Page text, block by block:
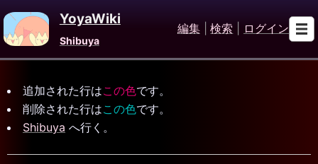
YoyaWiki
Shibuya
編集 検索 ログイン
追加された行はこの色です。
削除された行はこの色です。
Shibuya へ行く。